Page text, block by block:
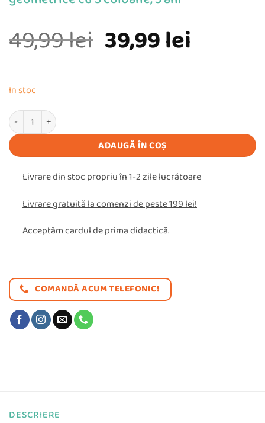
49,99lei Prețul
49,99 lei.
39,99lei
In stoc
Cantitate Jucarie din lemn - Sortator forme geometrice cu 3
ADAUGĂ ÎN COȘ
Livrare din stoc propriu în 1-2 zile lucrătoare
Livrare gratuită la comenzi de peste 199 lei!
Acceptăm cardul de prima didactică.
COMANDĂ ACUM TELEFONIC!
DESCRIERE